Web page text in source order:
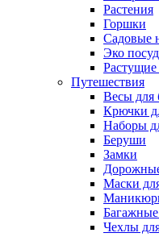
Растения
Горшки
Садовые
Эко
Путешествия
Весы для
Крючки
Наборы
Беруши
Замки
Маски
Чехлы